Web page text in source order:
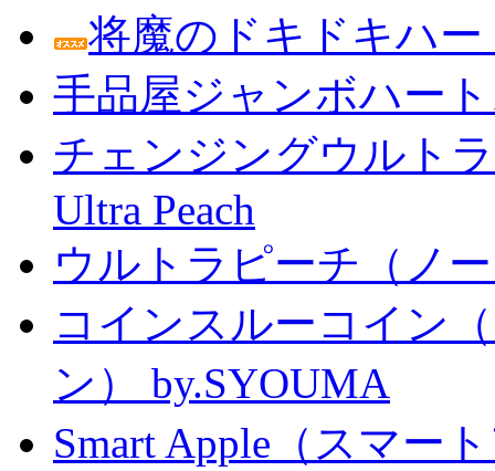
将魔のドキドキハ
手品屋ジャンボハー
チェンジングウルト
Ultra Peach
ウルトラピーチ（ノ
コインスルーコイン
ン） by.SYOUMA
Smart Apple（スマー